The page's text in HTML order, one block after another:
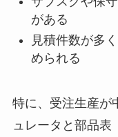
がある
見積件数が多く
められる
特に、受注生産が
ュレータと部品表